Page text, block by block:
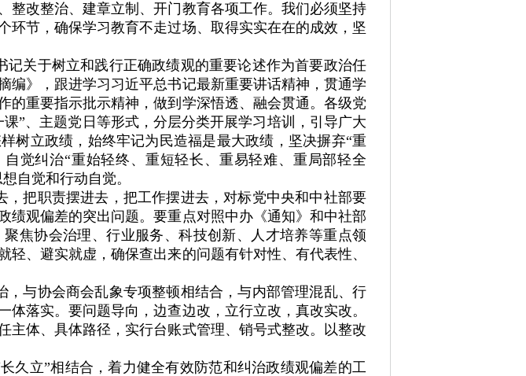
整改整治、建章立制、开门教育各项工作。我们必须坚持
环节，确保学习教育不走过场、取得实实在在的成效，坚
关于树立和践行正确政绩观的重要论述作为首要政治任
编》，跟进学习习近平总书记最新重要讲话精神，贯通学
的重要指示批示精神，做到学深悟透、融会贯通。各级党
”、主题党日等形式，分层分类开展学习培训，引导广大
树立政绩，始终牢记为民造福是最大政绩，坚决摒弃“重
觉纠治“重始轻终、重短轻长、重易轻难、重局部轻全
自觉和行动自觉。
把职责摆进去，把工作摆进去，对标党中央和中社部要
绩观偏差的突出问题。要重点对照中办《通知》和中社部
焦协会治理、行业服务、科技创新、人才培养等重点领
、避实就虚，确保查出来的问题有针对性、有代表性、
与协会商会乱象专项整顿相结合，与内部管理混乱、行
落实。要问题导向，边查边改，立行立改，真改实改。
主体、具体路径，实行台账式管理、销号式整改。以整改
久立”相结合，着力健全有效防范和纠治政绩观偏差的工